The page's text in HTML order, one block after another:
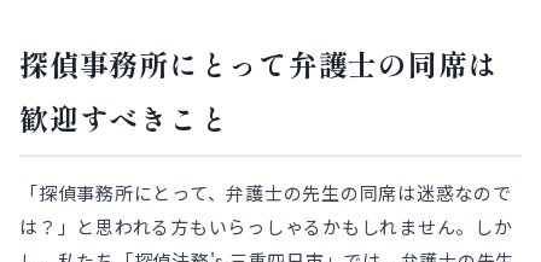
探偵事務所にとって弁護士の同席は
歓迎すべきこと
「探偵事務所にとって、弁護士の先生の同席は迷惑なので
は？」と思われる方もいらっしゃるかもしれません。しか